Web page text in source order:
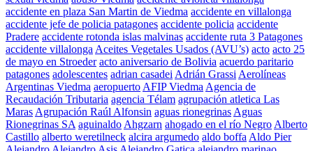
accidente en plaza San Martin de Viedma accidente en villalonga
accidente jefe de policia patagones accidente policia accidente
Pradere accidente rotonda islas malvinas accidente ruta 3 Patagones
accidente villalonga Aceites Vegetales Usados (AVU’s) acto acto 25
de mayo en Stroeder acto aniversario de Bolivia acuerdo paritario
patagones adolescentes adrian casadei Adrián Grassi Aerolíneas
Argentinas Viedma aeropuerto AFIP Viedma Agencia de
Recaudación Tributaria agencia Télam agrupación atletica Las
Maras Agrupación Raúl Alfonsin aguas rionegrinas Aguas
Rionegrinas SA aguinaldo Ahgzarn ahogado en el río Negro Alberto
Castillo alberto weretilneck alcira argumedo aldo boffa Aldo Pier